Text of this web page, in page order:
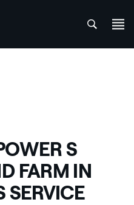
S
FARM IN
SERVICE